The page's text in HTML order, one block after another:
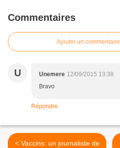
Commentaires
Ajouter un commentaire
U Unemere 12/09/2015 13:38
Bravo
Répondre
< Vaccins: un journaliste de